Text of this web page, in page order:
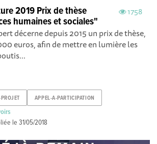
1758
2019 Prix de thèse
humaines et sociales"
décerne depuis 2015 un prix de thèse,
euros, afin de mettre en lumière les
APPEL-A-PARTICIPATION
le31/05/2018